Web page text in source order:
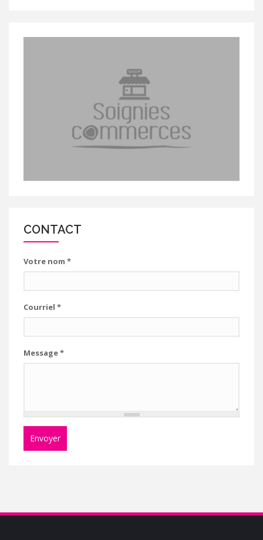
CONTACT
Votre nom *
Courriel *
Message*
Envoyer